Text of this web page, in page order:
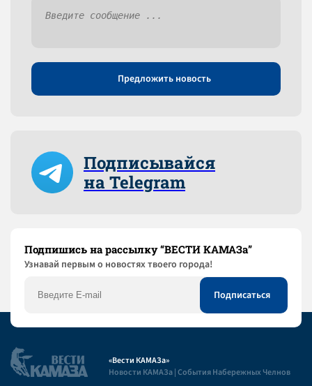
Предложить новость
Подписывайся
на Telegram
Подпишись на рассылку “ВЕСТИ КАМАЗа”
Узнaвай первым о новостях твоего города!
«Вести КАМАЗа»
Новости КАМАЗа | События Набережных Челнов